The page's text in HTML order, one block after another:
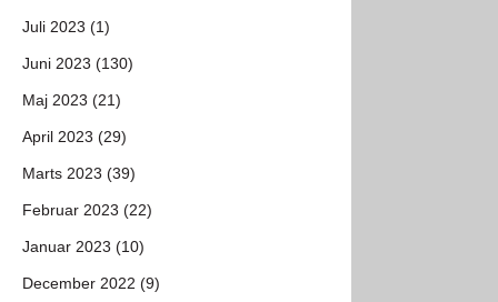
Juli 2023 (1)
Juni 2023 (130)
Maj 2023 (21)
April 2023 (29)
Marts 2023 (39)
Februar 2023 (22)
Januar 2023 (10)
December 2022 (9)